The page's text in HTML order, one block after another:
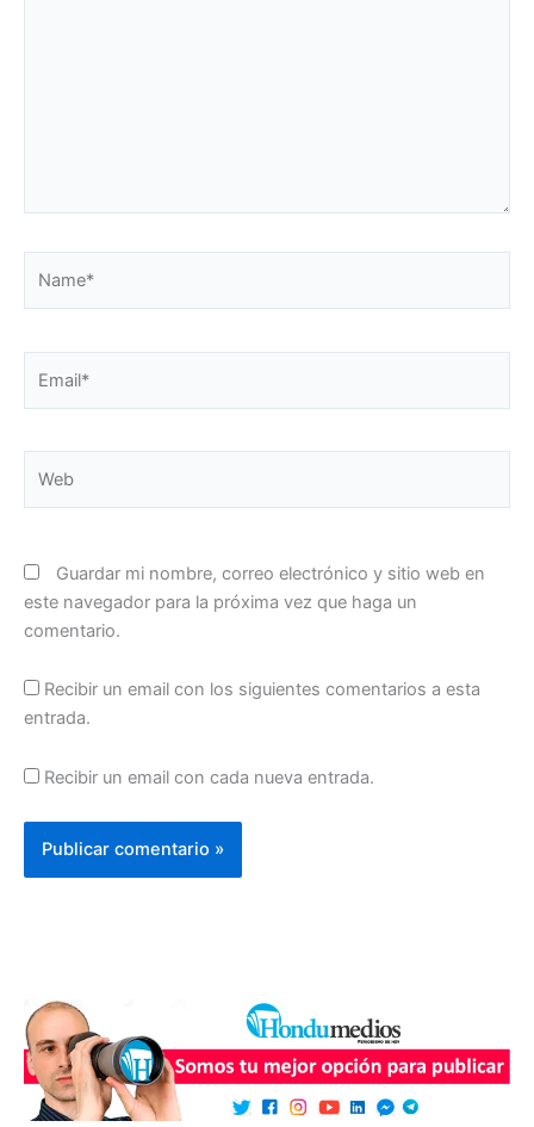
Guardar mi nombre, correo electrónico y sitio web en
este navegador para la próxima vez que haga un
comentario.
Recibir un email con los siguientes comentarios a esta
entrada.
Recibir un email con cada nueva entrada.